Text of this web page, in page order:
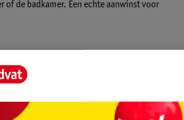
de badkamer. Een echte aanwinst voor